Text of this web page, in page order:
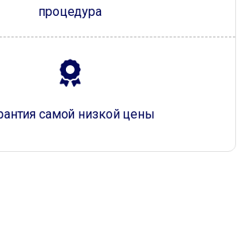
процедура
самой низкой цены